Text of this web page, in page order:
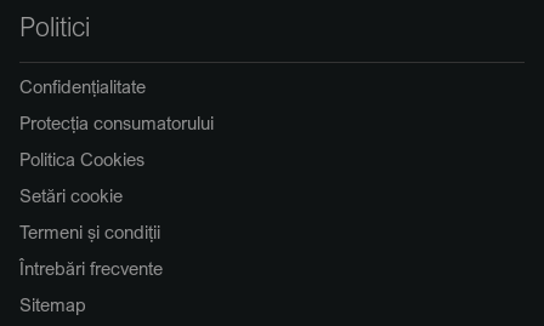
Politici
Confidențialitate
Protecția consumatorului
Politica Cookies
Setări cookie
Termeni și condiții
Întrebări frecvente
Sitemap